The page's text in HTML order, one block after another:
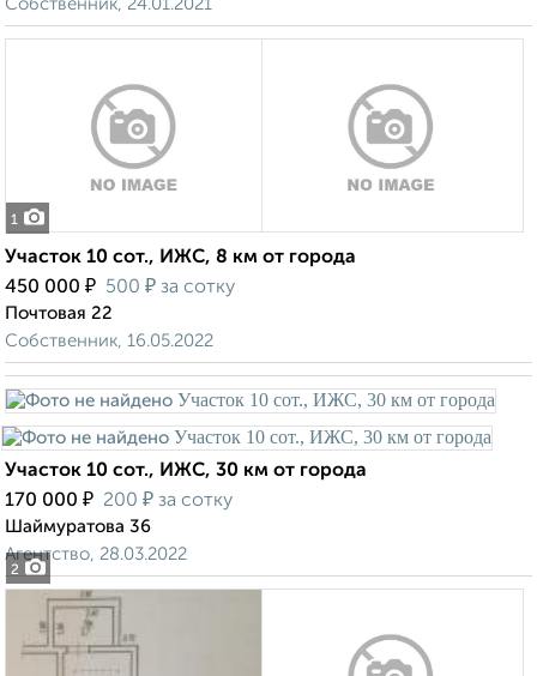
Собственник, 24.01.2021
1
Участок 10 сот., ИЖС, 8 км от города
450 000 ₽ 500 ₽ за сотку
Почтовая 22
Собственник, 16.05.2022
2
Участок 10 сот., ИЖС, 30 км от города
170 000 ₽ 200 ₽ за сотку
Шаймуратова 36
Агентство, 28.03.2022